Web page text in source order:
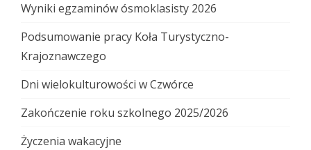
Wyniki egzaminów ósmoklasisty 2026
Podsumowanie pracy Koła Turystyczno-
Krajoznawczego
Dni wielokulturowości w Czwórce
Zakończenie roku szkolnego 2025/2026
Życzenia wakacyjne